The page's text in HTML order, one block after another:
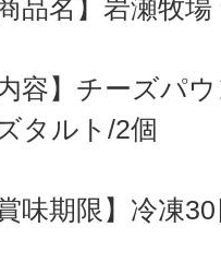
商品名】岩瀬牧
内容】チーズパ
タルト/2個
賞味期限】冷凍